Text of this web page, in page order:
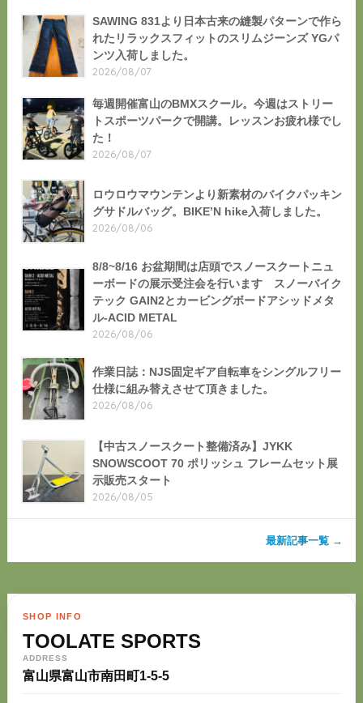
SAWING 831より日本古来の縫製パターンで作ら
れたリラックスフィットのスリムジーンズ YGパ
ンツ入荷しました。
2026/08/07
毎週開催富山のBMXスクール。今週はストリー
トスポーツパークで開講。レッスンお疲れ様でし
た！
2026/08/07
ロウロウマウンテンより新素材のバイクパッキン
グサドルバッグ。BIKE’N hike入荷しました。
2026/08/06
8/8~8/16 お盆期間は店頭でスノースクートニュ
ーボードの展示受注会を行います スノーバイク
テック GAIN2とカービングボードアシッドメタ
ル-ACID METAL
2026/08/06
作業日誌：NJS固定ギア自転車をシングルフリー
仕様に組み替えさせて頂きました。
2026/08/06
【中古スノースクート整備済み】JYKK
SNOWSCOOT 70 ポリッシュ フレームセット展
示販売スタート
2026/08/05
最新記事一覧 →
SHOP INFO
TOOLATE SPORTS
ADDRESS
富山県富山市南田町1-5-5